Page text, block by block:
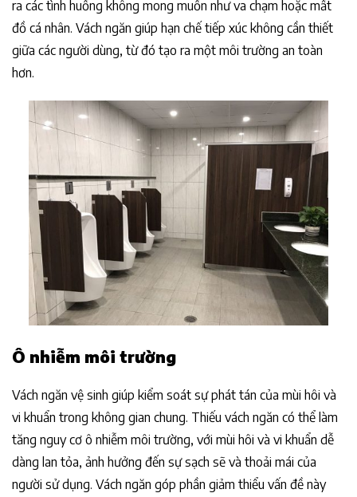
ra các tình huống không mong muốn như va chạm hoặc mất
đồ cá nhân. Vách ngăn giúp hạn chế tiếp xúc không cần thiết
giữa các người dùng, từ đó tạo ra một môi trường an toàn
hơn.
Ô nhiễm môi trường
Vách ngăn vệ sinh giúp kiểm soát sự phát tán của mùi hôi và
vi khuẩn trong không gian chung. Thiếu vách ngăn có thể làm
tăng nguy cơ ô nhiễm môi trường, với mùi hôi và vi khuẩn dễ
dàng lan tỏa, ảnh hưởng đến sự sạch sẽ và thoải mái của
người sử dụng. Vách ngăn góp phần giảm thiểu vấn đề này